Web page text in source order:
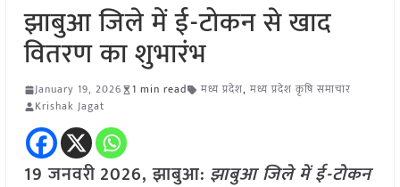
झाबुआ जिले में ई-टोकन से खाद
वितरण का शुभारंभ
January 19, 2026 1 min read मध्य प्रदेश, मध्य प्रदेश कृषि समाचार
Krishak Jagat
19 जनवरी2026,झाबुआ: झाबुआ जिले में ई-टोकन